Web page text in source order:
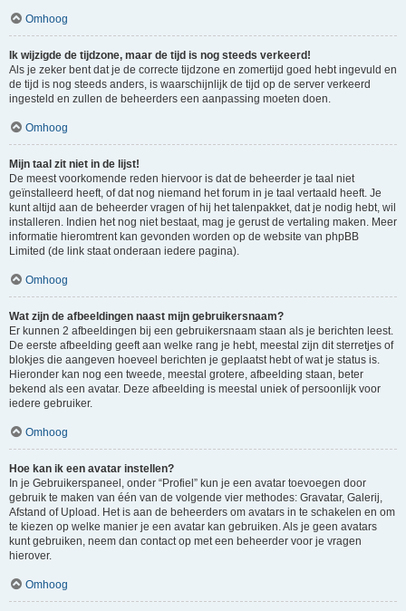
Omhoog
Ik wijzigde de tijdzone, maar de tijd is nog steeds verkeerd!
Als je zeker bent dat je de correcte tijdzone en zomertijd goed hebt ingevuld en
de tijd is nog steeds anders, is waarschijnlijk de tijd op de server verkeerd
ingesteld en zullen de beheerders een aanpassing moeten doen.
Omhoog
Mijn taal zit niet in de lijst!
De meest voorkomende reden hiervoor is dat de beheerder je taal niet
geïnstalleerd heeft, of dat nog niemand het forum in je taal vertaald heeft. Je
kunt altijd aan de beheerder vragen of hij het talenpakket, dat je nodig hebt, wil
installeren. Indien het nog niet bestaat, mag je gerust de vertaling maken. Meer
informatie hieromtrent kan gevonden worden op de website van phpBB
Limited (de link staat onderaan iedere pagina).
Omhoog
Wat zijn de afbeeldingen naast mijn gebruikersnaam?
Er kunnen 2 afbeeldingen bij een gebruikersnaam staan als je berichten leest.
De eerste afbeelding geeft aan welke rang je hebt, meestal zijn dit sterretjes of
blokjes die aangeven hoeveel berichten je geplaatst hebt of wat je status is.
Hieronder kan nog een tweede, meestal grotere, afbeelding staan, beter
bekend als een avatar. Deze afbeelding is meestal uniek of persoonlijk voor
iedere gebruiker.
Omhoog
Hoe kan ik een avatar instellen?
In je Gebruikerspaneel, onder “Profiel” kun je een avatar toevoegen door
gebruik te maken van één van de volgende vier methodes: Gravatar, Galerij,
Afstand of Upload. Het is aan de beheerders om avatars in te schakelen en om
te kiezen op welke manier je een avatar kan gebruiken. Als je geen avatars
kunt gebruiken, neem dan contact op met een beheerder voor je vragen
hierover.
Omhoog